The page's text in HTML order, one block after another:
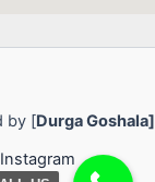
by [Durga Goshala]
Instagram